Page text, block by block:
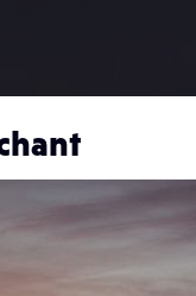
#essaouira